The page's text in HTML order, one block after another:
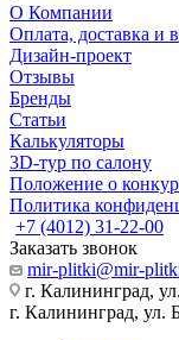
О Компании
Оплата, доставка и
Дизайн-проект
Отзывы
Бренды
Статьи
Калькуляторы
3D-тур по салону
Положение о
Политика
+7 (4012) 31-22-00
Заказать звонок
mir-plitki@mir-
г. Калининград,
г. Калининград, ул.